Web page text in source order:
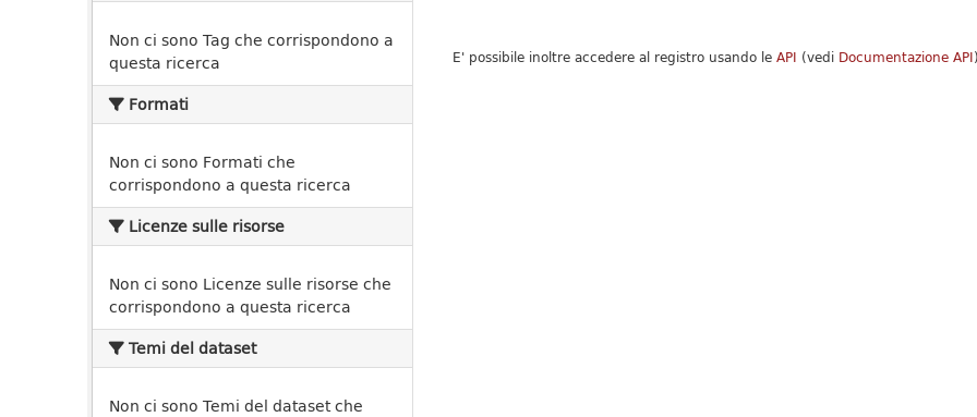
Non ci sono Tag che corrispondono a
questa ricerca
Formati
Non ci sono Formati che
corrispondono a questa ricerca
Licenze sulle risorse
Non ci sono Licenze sulle risorse che
corrispondono a questa ricerca
Temi del dataset
Non ci sono Temi del dataset che
E' possibile inoltre accedere al registro usando le API (vedi Documentazione API